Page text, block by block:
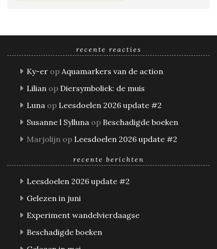
recente reacties
Ky-er op Aquamarkers van de action
Lilian op Diersymboliek: de muis
Luna op Leesdoelen 2026 update #2
Susanne l Sylluna op Beschadigde boeken
Marjolijn op Leesdoelen 2026 update #2
recente berichten
Leesdoelen 2026 update #2
Gelezen in juni
Experiment wandelvierdaagse
Beschadigde boeken